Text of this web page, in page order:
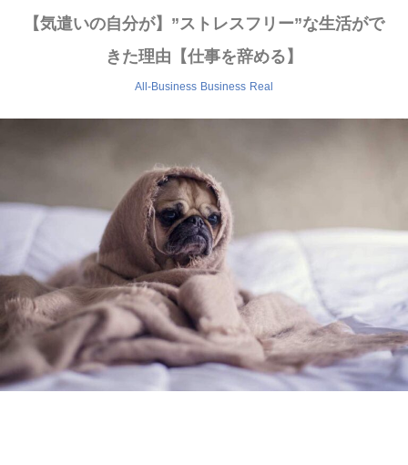
【気遣いの自分が】”ストレスフリー”な生活がで
きた理由【仕事を辞める】
All-Business Business Real